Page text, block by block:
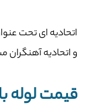
اتحادیه ای تحت
و اتحادیه آهنگران
قیمت لوله